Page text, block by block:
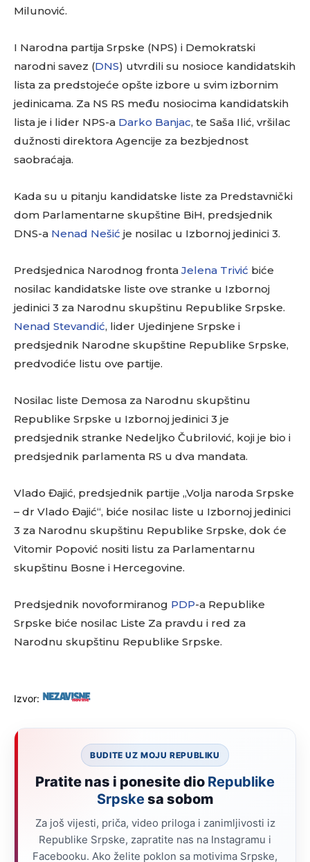
Milunović.
I Narodna partija Srpske (NPS) i Demokratski
narodni savez (DNS) utvrdili su nosioce kandidatskih
lista za predstojeće opšte izbore u svim izbornim
jedinicama. Za NS RS među nosiocima kandidatskih
lista je i lider NPS-a Darko Banjac, te Saša Ilić, vršilac
dužnosti direktora Agencije za bezbjednost
saobraćaja.
Kada su u pitanju kandidatske liste za Predstavnički
dom Parlamentarne skupštine BiH, predsjednik
DNS-a Nenad Nešić je nosilac u Izbornoj jedinici 3.
Predsjednica Narodnog fronta Jelena Trivić biće
nosilac kandidatske liste ove stranke u Izbornoj
jedinici 3 za Narodnu skupštinu Republike Srpske.
Nenad Stevandić, lider Ujedinjene Srpske i
predsjednik Narodne skupštine Republike Srpske,
predvodiće listu ove partije.
Nosilac liste Demosa za Narodnu skupštinu
Republike Srpske u Izbornoj jedinici 3 je
predsjednik stranke Nedeljko Čubrilović, koji je bio i
predsjednik parlamenta RS u dva mandata.
Vlado Đajić, predsjednik partije „Volja naroda Srpske
– dr Vlado Đajić“, biće nosilac liste u Izbornoj jedinici
3 za Narodnu skupštinu Republike Srpske, dok će
Vitomir Popović nositi listu za Parlamentarnu
skupštinu Bosne i Hercegovine.
Predsjednik novoformiranog PDP-a Republike
Srpske biće nosilac Liste Za pravdu i red za
Narodnu skupštinu Republike Srpske.
Izvor:
BUDITE UZ MOJU REPUBLIKU
Pratite nas i ponesite dio Republike
Srpskesa sobom
Za još vijesti, priča, video priloga i zanimljivosti iz
Republike Srpske, zapratite nas na Instagramu i
Facebooku. Ako želite poklon sa motivima Srpske,